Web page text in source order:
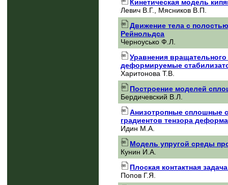
Кинетическая модель
Левич B.Г., Мясников В.П.
Движение тела с
Рейнольдса
Черноусько Ф.Л.
Уравнения
деформируемые
Харитонова Т.В.
Построение моделей
Бердичевский В.Л.
Анизотропные сплошные
градиентов тензора
Идин М.А.
Модель упругой среды
Кунин И.А.
Плоская контактная
Попов Г.Я.